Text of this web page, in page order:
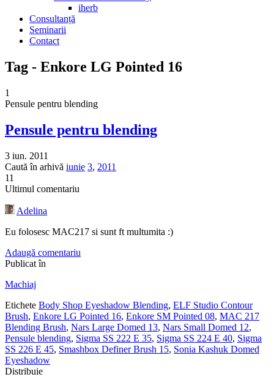
iherb
Consultanță
Seminarii
Contact
Tag - Enkore LG Pointed 16
1
Pensule pentru blending
Pensule pentru blending
3 iun. 2011
Caută în arhivă iunie 3, 2011
11
Ultimul comentariu
Adelina
Eu folosesc MAC217 si sunt ft multumita :)
Adaugă comentariu
Publicat în
Machiaj
Etichete Body Shop Eyeshadow Blending, ELF Studio Contour
Brush, Enkore LG Pointed 16, Enkore SM Pointed 08, MAC 217
Blending Brush, Nars Large Domed 13, Nars Small Domed 12,
Pensule blending, Sigma SS 222 E 35, Sigma SS 224 E 40, Sigma
SS 226 E 45, Smashbox Definer Brush 15, Sonia Kashuk Domed
Eyeshadow
Distribuie